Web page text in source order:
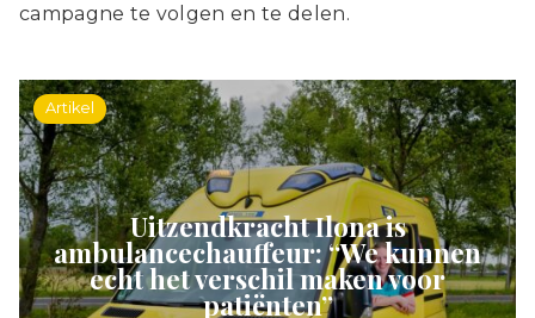
campagne te volgen en te delen.
Artikel
Uitzendkracht Ilona is
ambulancechauffeur: “We kunnen
echt het verschil maken voor
patiënten”